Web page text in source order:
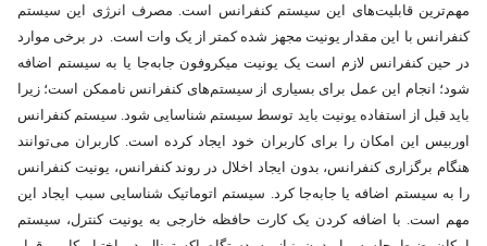
مهم‌ترین قابلیت‌های این سیستم کنفرانس است. مصرف انرژی این سیستم
کنفرانس با این مقدار یونیت مجهز شده کمتر از یک وات است. در برخی موارد
در حین کنفرانس لازم است یک یونیت میکروفون جابه‌جا یا به سیستم اضافه
شود؛ انجام این عمل برای بسیاری از سیستم‌های کنفرانس ناممکن است؛ زیرا
باید قبل از استفاده یونیت باید توسط سیستم شناسایی شود. سیستم کنفرانس
اوربیس این امکان را برای کاربران خود ایجاد کرده است. کاربران می‌توانند
هنگام برگزاری کنفرانس، بدون ایجاد اخلال در روند کنفرانس، یونیت کنفرانس
را به سیستم اضافه یا جابه‌جا کرد. سیستم اتوماتیک شناسایی سبب ایجاد این
مهم است. با اضافه کردن یک کارت حافظه خارجی به یونیت کنترل، سیستم